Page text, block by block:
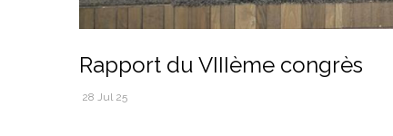
Rapport du VIIIème congrès
28 Jul 25